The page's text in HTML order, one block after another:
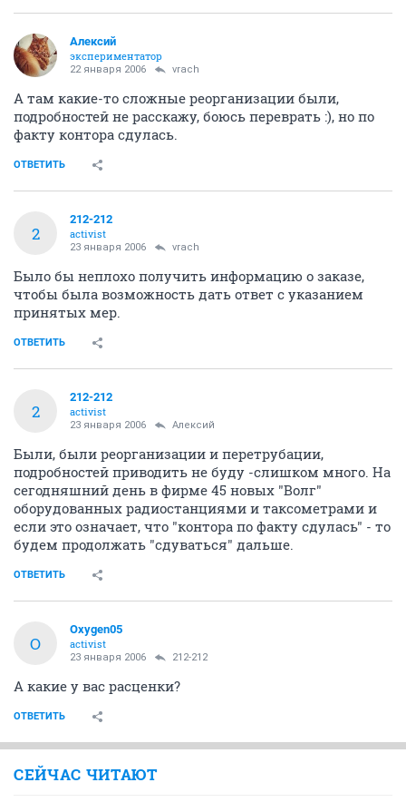
Алексий
экспериментатор
22 января 2006 vrach
А там какие-то сложные реорганизации были,
подробностей не расскажу, боюсь переврать :), но по
факту контора сдулась.
ОТВЕТИТЬ
2
212-212
activist
23 января 2006 vrach
Было бы неплохо получить информацию о заказе,
чтобы была возможность дать ответ с указанием
принятых мер.
ОТВЕТИТЬ
2
212-212
activist
23 января 2006 Алексий
Были, были реорганизации и перетрубации,
подробностей приводить не буду -слишком много. На
сегодняшний день в фирме 45 новых "Волг"
оборудованных радиостанциями и таксометрами и
если это означает, что "контора по факту сдулась" - то
будем продолжать "сдуваться" дальше.
ОТВЕТИТЬ
O
Oxygen05
activist
23 января 2006 212-212
А какие у вас расценки?
ОТВЕТИТЬ
СЕЙЧАС ЧИТАЮТ